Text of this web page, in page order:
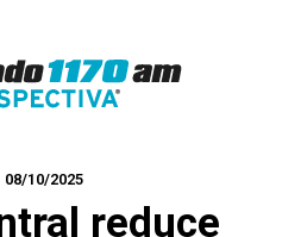
10/2025
reduce